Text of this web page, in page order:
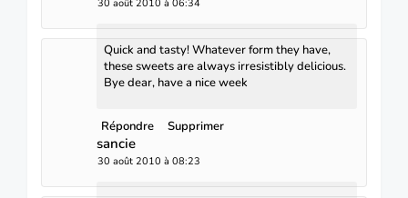
30 août 2010 à 06:34
Quick and tasty! Whatever form they have,
these sweets are always irresistibly delicious.
Bye dear, have a nice week
Répondre Supprimer
sancie
30 août 2010 à 08:23